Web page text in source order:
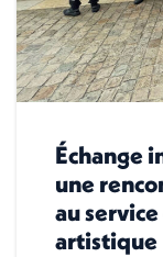
Échange
une
au
artistique